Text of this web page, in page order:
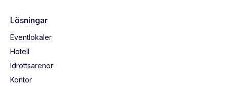
Lösningar
Eventlokaler
Hotell
Idrottsarenor
Kontor